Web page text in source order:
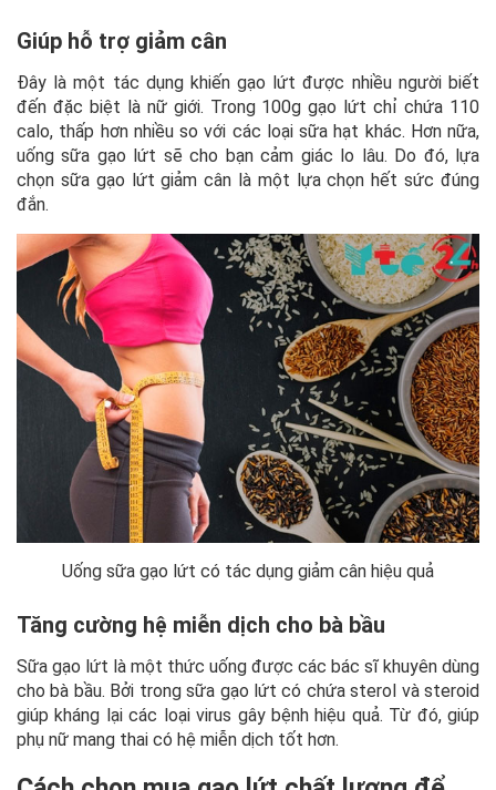
Giúp hỗ trợ giảm cân
Đây là một tác dụng khiến gạo lứt được nhiều người biết
đến đặc biệt là nữ giới. Trong 100g gạo lứt chỉ chứa 110
calo, thấp hơn nhiều so với các loại sữa hạt khác. Hơn nữa,
uống sữa gạo lứt sẽ cho bạn cảm giác lo lâu. Do đó, lựa
chọn sữa gạo lứt giảm cân là một lựa chọn hết sức đúng
đắn.
Uống sữa gạo lứt có tác dụng giảm cân hiệu quả
Tăng cường hệ miễn dịch cho bà bầu
Sữa gạo lứt là một thức uống được các bác sĩ khuyên dùng
cho bà bầu. Bởi trong sữa gạo lứt có chứa sterol và steroid
giúp kháng lại các loại virus gây bệnh hiệu quả. Từ đó, giúp
phụ nữ mang thai có hệ miễn dịch tốt hơn.